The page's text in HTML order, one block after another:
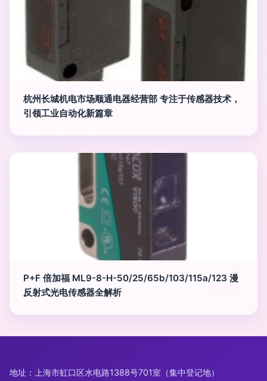
杭州长城机电市场顺通电器经营部 专注于传感器技术，
引领工业自动化新篇章
P+F 倍加福 ML9-8-H-50/25/65b/103/115a/123 漫
反射式光电传感器全解析
地址：上海市虹口区水电路1388号701室（集中登记地）